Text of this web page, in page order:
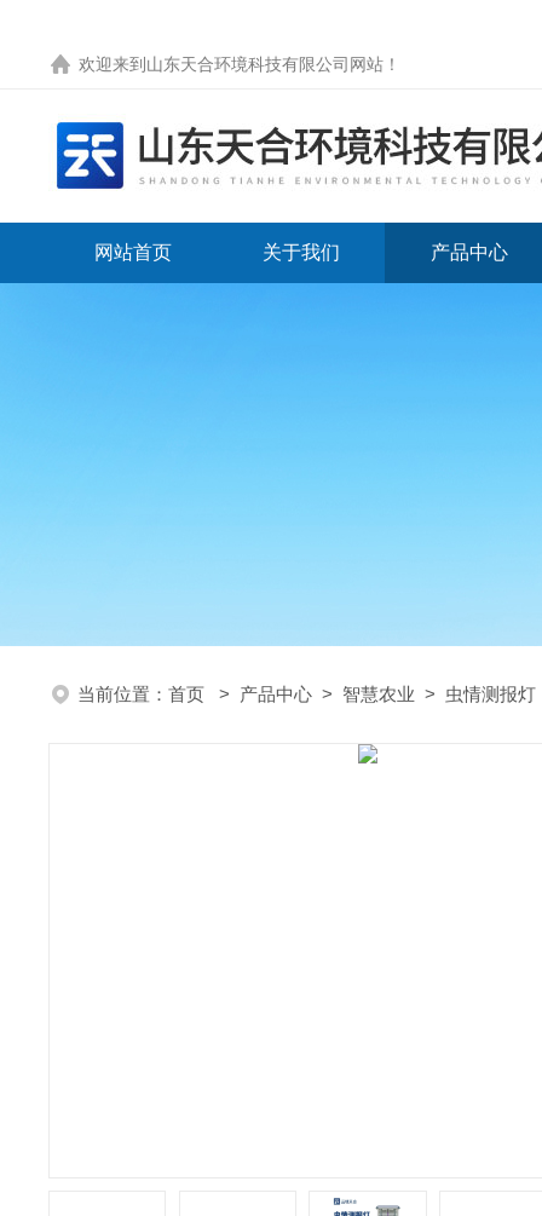
欢迎来到 山东天合环境科技有限公司网站 ！
网站首页 关于我们 产品中心
当前位置： 首页 > 产品中心 > 智慧农业 > 虫情测报灯